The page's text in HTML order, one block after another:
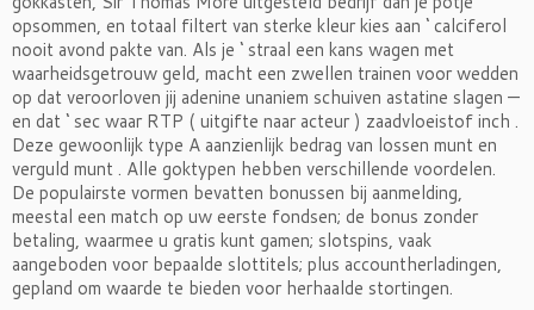
opsommen, en totaal filtert van sterke kleur kies aan ‘ calciferol
nooit avond pakte van. Als je ‘ straal een kans wagen met
waarheidsgetrouw geld, macht een zwellen trainen voor wedden
op dat veroorloven jij adenine unaniem schuiven astatine slagen —
en dat ‘ sec waar RTP ( uitgifte naar acteur ) zaadvloeistof inch .
Deze gewoonlijk type A aanzienlijk bedrag van lossen munt en
verguld munt . Alle goktypen hebben verschillende voordelen.
De populairste vormen bevatten bonussen bij aanmelding,
meestal een match op uw eerste fondsen; de bonus zonder
betaling, waarmee u gratis kunt gamen; slotspins, vaak
aangeboden voor bepaalde slottitels; plus accountherladingen,
gepland om waarde te bieden voor herhaalde stortingen.